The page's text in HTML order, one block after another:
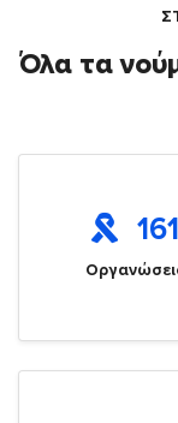
Όλα τα
161